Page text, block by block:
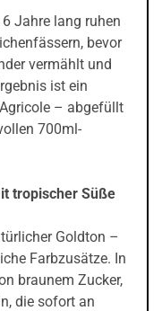
Jahre lang ruhen
bevor
vermählt und
ist ein
– abgefüllt
700ml-
tropischer Süße
Goldton –
Farbzusätze. In
braunem Zucker,
die sofort an